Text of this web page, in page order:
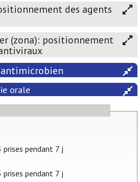
des agents
(zona): positionnement
orale
prises pendant 7 j
prises pendant 7 j